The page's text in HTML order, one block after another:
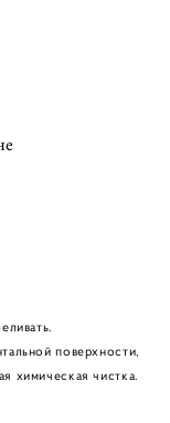
поверхности,
химическая чистка.